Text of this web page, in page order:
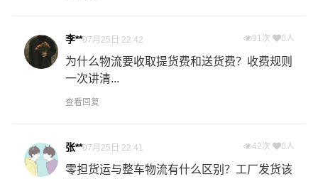
李**07月25日 22:42 91次 0人
为什么物流要收取提货费和送货费？收费规则
一次讲清...
查看回复
张**07月25日 22:41 42次 0人
零担货运与整车物流有什么区别？工厂发货该